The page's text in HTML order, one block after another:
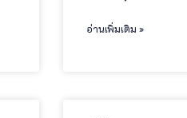
อ่านเพิ่มเติม »